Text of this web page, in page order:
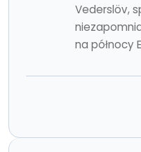
Vederslöv,
na północy